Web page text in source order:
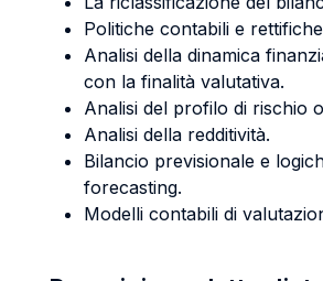
Politiche contabili e
Analisi della dinamica
con la finalità valutativa.
Analisi del profilo di rischio
Analisi della redditività.
Bilancio previsionale e
forecasting.
Modelli contabili di